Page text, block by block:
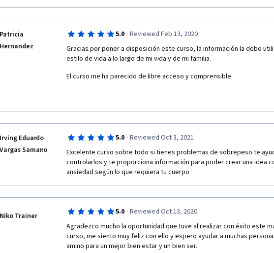
Patricia
Hernandez
5.0 · Reviewed Feb 13, 2020
Gracias por poner a disposición este curso, la información la debo
estilo de vida a lo largo de mi vida y de mi familia.
El curso me ha parecido de libre acceso y comprensible.
Irving Eduardo
Vargas Samano
5.0 · Reviewed Oct 3, 2021
Excelente curso sobre todo si tienes problemas de sobrepeso te
controlarlos y te proporciona información para poder crear una idea
ansiedad según lo que requiera tu cuerpo
Niko Trainer 5.0 · Reviewed Oct 13, 2020
Agradezco mucho la oportunidad que tuve al realizar con éxito este
curso, me siento muy feliz con ello y espero ayudar a muchas
amino para un mejor bien estar y un bien ser.